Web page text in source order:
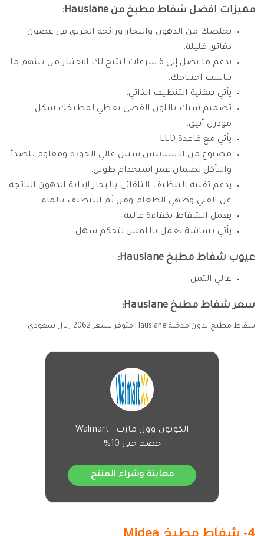
مميزات افضل شفاط مطبخ من Hauslane:
يخلصك من الدهون والبخار ورائحة الحريق في غضون
دقائق قليلة.
يدعم ما يصل إلى 6 سرعات ليتيح لك الاختيار من بينهم ما
يناسب احتياجك.
يأتي بتقنية التنظيف الذاتي.
تصميم شيك باللون الفضي يعطي لمطبخك شكل
مودرن أنيق.
يأتي مع قاعدة LED.
مصنوع من الاستانلس ستيل عالي الجودة ومقاوم للصدأ
والتآكل لضمان عمر استخدام طويل.
يدعم تقنية التنظيف التلقائي بالبخار لإذابة الدهون الناتجة
عن القلي وطهي الطعام ومن ثم التنظيف بالماء.
يعمل الشفاط بكفاءة عالية.
يأتي بشاشة تعمل باللمس لتحكم سهل.
عيوب شفاط مطبخ Hauslane:
غالي الثمن
سعر شفاط مطبخ Hauslane:
شفاط مطبخ بدون مدخنة Hauslane متوفر بسعر 2062 ريال سعودي.
الكوبون وول مارت - Walmart
خصم حتى 10%
معاينة وشراء المنتج